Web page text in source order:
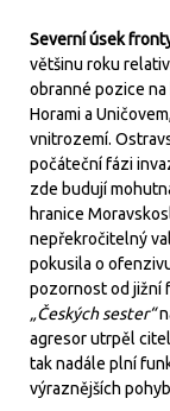
Severní úsek
většinu roku
obranné pozice
Horami a
vnitrozemí.
počáteční fázi
zde budují
hranice
nepřekročitelný
pokusila o
pozornost od jižní
„Českých sester“
agresor utrpěl
tak nadále plní
výraznějších